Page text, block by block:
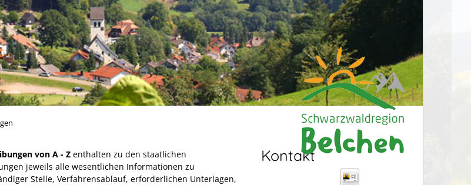
von A - Z enthalten zu den staatlichen
jeweils alle wesentlichen Informationen zu
Stelle, Verfahrensablauf, erforderlichen Unterlagen,
Kontakt